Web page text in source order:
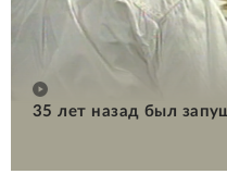
35 лет назад был